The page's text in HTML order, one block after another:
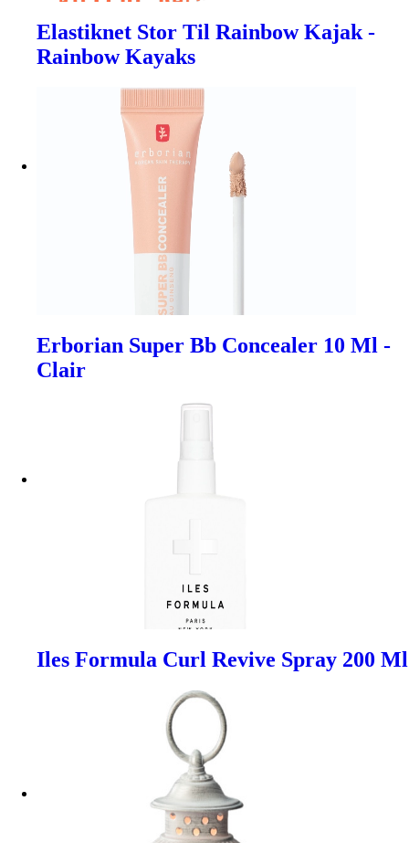
Elastiknet Stor Til Rainbow Kajak -
Rainbow Kayaks
Erborian Super Bb Concealer 10 Ml -
Clair
Iles Formula Curl Revive Spray 200 Ml